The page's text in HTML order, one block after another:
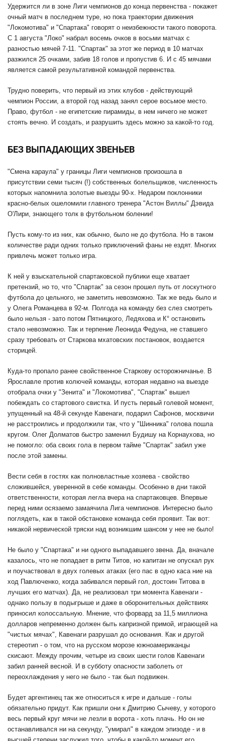
Удержится ли в зоне Лиги чемпионов до конца первенства - покажет
очный матч в последнем туре, но пока траектории движения
"Локомотива" и "Спартака" говорят о неизбежности такого поворота.
С 1 августа "Локо" набрал восемь очков в восьми матчах с
разностью мячей 7-11. "Спартак" за этот же период в 10 матчах
разжился 25 очками, забив 18 голов и пропустив 6. И с 45 мячами
является самой результативной командой первенства.
Трудно поверить, что первый из этих клубов - действующий
чемпион России, а второй год назад занял серое восьмое место.
Право, футбол - не египетские пирамиды, в нем ничего не может
стоять вечно. И создать, и разрушить здесь можно за какой-то год.
БЕЗ ВЫПАДАЮЩИХ ЗВЕНЬЕВ
"Смена караула" у границы Лиги чемпионов произошла в
присутствии семи тысяч (!) собственных болельщиков, численность
которых напомнила золотые выезды 90-х. Недаром поклонники
красно-белых ошеломили главного тренера "Астон Виллы" Дэвида
О'Лири, знающего толк в футбольном болении!
Пусть кому-то из них, как обычно, было не до футбола. Но в таком
количестве ради одних только приключений фаны не ездят. Многих
привлечь может только игра.
К ней у взыскательной спартаковской публики еще хватает
претензий, но то, что "Спартак" за сезон прошел путь от лоскутного
футбола до цельного, не заметить невозможно. Так же ведь было и
у Олега Романцева в 92-м. Полгода на команду без слез смотреть
было нельзя - зато потом Пятницкого, Ледяхова и К° остановить
стало невозможно. Так и терпение Леонида Федуна, не ставшего
сразу требовать от Старкова мхатовских постановок, воздается
сторицей.
Куда-то пропало ранее свойственное Старкову осторожничанье. В
Ярославле против колючей команды, которая недавно на выезде
отобрала очки у "Зенита" и "Локомотива", "Спартак" вышел
побеждать со стартового свистка. И пусть первый голевой момент,
упущенный на 48-й секунде Кавенаги, подарил Сафонов, москвичи
не расстроились и продолжили так, что у "Шинника" голова пошла
кругом. Олег Долматов быстро заменил Будишу на Корнаухова, но
не помогло: оба своих гола в первом тайме "Спартак" забил уже
после этой замены.
Вести себя в гостях как полновластные хозяева - свойство
сложившейся, уверенной в себе команды. Особенно в дни такой
ответственности, которая легла вчера на спартаковцев. Впервые
перед ними осязаемо замаячила Лига чемпионов. Интересно было
поглядеть, как в такой обстановке команда себя проявит. Так вот:
никакой нервической тряски над возникшим шансом у нее не было!
Не было у "Спартака" и ни одного выпадавшего звена. Да, вначале
казалось, что не попадает в ритм Титов, но капитан не опускал рук
и поучаствовал в двух голевых атаках (его пас в одно каса ние на
ход Павлюченко, когда забивался первый гол, достоин Титова в
лучших его матчах). Да, не реализовал три момента Кавенаги -
однако пользу в подыгрыше и даже в оборонительных действиях
приносил колоссальную. Мнение, что форвард за 11,5 миллиона
долларов непременно должен быть капризной примой, играющей на
"чистых мячах", Кавенаги разрушал до основания. Как и другой
стереотип - о том, что на русском морозе южноамериканцы
скисают. Между прочим, четыре из своих шести голов Кавенаги
забил ранней весной. И в субботу опасности заболеть от
переохлаждения у него не было - так был подвижен.
Будет аргентинец так же относиться к игре и дальше - голы
обязательно придут. Как пришли они к Дмитрию Сычеву, у которого
весь первый круг мячи не лезли в ворота - хоть плачь. Но он не
останавливался ни на секунду, "умирал" в каждом эпизоде - и в